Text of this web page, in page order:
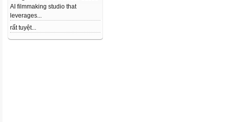
AI filmmaking studio that
leverages...
rất tuyệt...